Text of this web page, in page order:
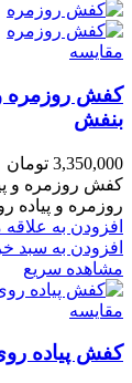
مقایسه
کفش روزمره
بنفش
3,350,000 تومان
کفش روزمره و
روزمره و پیاده
افزودن به
افزودن به سبد
مشاهده سریع
مقایسه
کفش پیاده